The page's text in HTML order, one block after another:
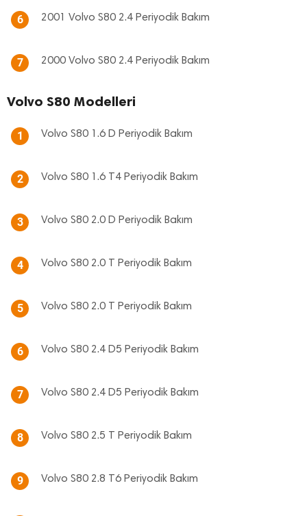
6 2001 Volvo S80 2.4 Periyodik Bakım
7 2000 Volvo S80 2.4 Periyodik Bakım
Volvo S80 Modelleri
1 Volvo S80 1.6 D Periyodik Bakım
2 Volvo S80 1.6 T4 Periyodik Bakım
3 Volvo S80 2.0 D Periyodik Bakım
4 Volvo S80 2.0 T Periyodik Bakım
5 Volvo S80 2.0 T Periyodik Bakım
6 Volvo S80 2.4 D5 Periyodik Bakım
7 Volvo S80 2.4 D5 Periyodik Bakım
8 Volvo S80 2.5 T Periyodik Bakım
9 Volvo S80 2.8 T6 Periyodik Bakım